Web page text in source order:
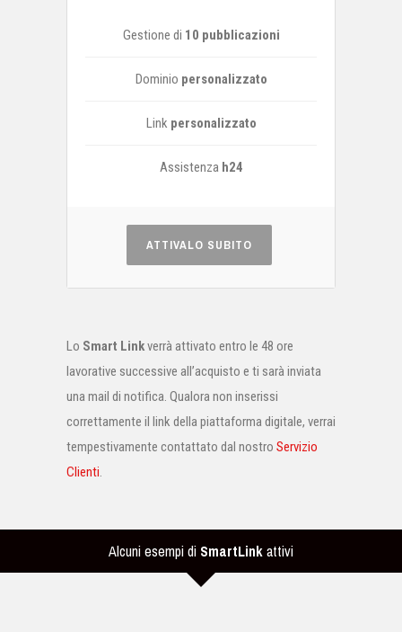
Gestione di 10 pubblicazioni
Dominio personalizzato
Link personalizzato
Assistenzah24
ATTIVALO SUBITO
Lo Smart Linkverrà attivato entro le 48 ore
lavorative successive all’acquisto e ti sarà inviata
una mail di notifica. Qualora non inserissi
correttamente il link della piattaforma digitale, verrai
tempestivamente contattato dal nostro Servizio
Clienti.
Alcuni esempi di SmartLinkattivi